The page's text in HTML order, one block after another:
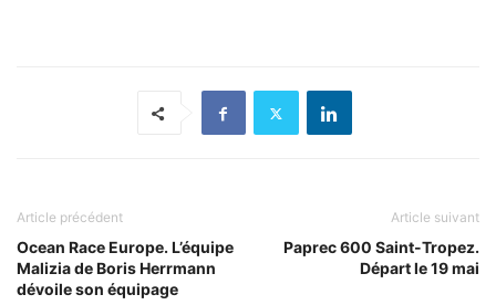
Article précédent
Ocean Race Europe. L’équipe
Malizia de Boris Herrmann
dévoile son équipage
Article suivant
Paprec 600 Saint-Tropez.
Départ le 19 mai